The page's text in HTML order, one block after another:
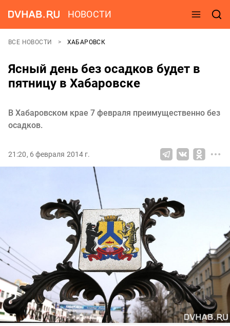
НОВОСТИ
ВСЕ НОВОСТИ ХАБАРОВСК
Ясный день без осадков будет в
пятницу в Хабаровске
В Хабаровском крае 7 февраля преимущественно без
осадков.
21:20, 6 февраля 2014 г.